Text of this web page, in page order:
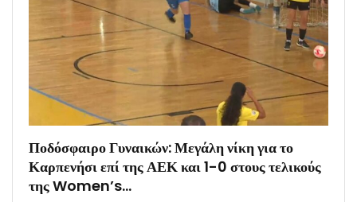
Ποδόσφαιρο Γυναικών: Μεγάλη νίκη για το
Καρπενήσι επί της ΑΕΚ και 1-0 στους τελικούς
της Women’s…